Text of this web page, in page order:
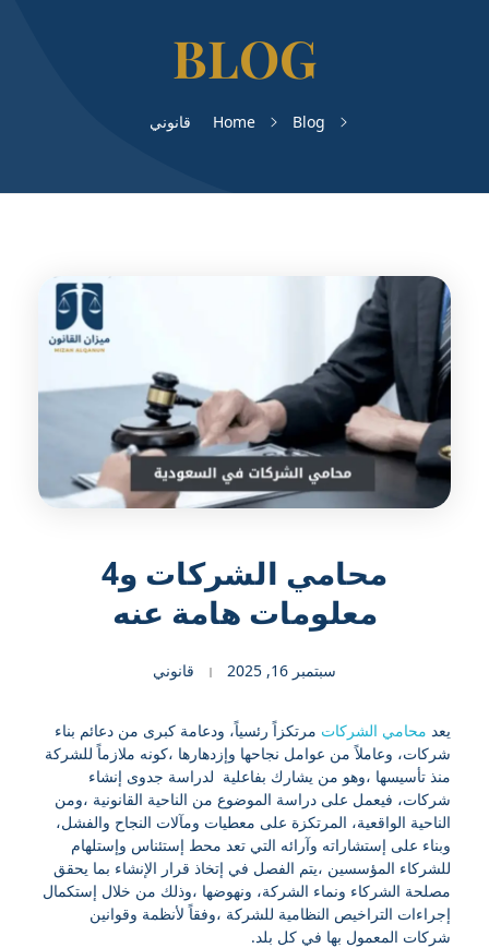
Home Blog قانوني
محامي الشركات و4
معلومات هامة عنه
سبتمبر 16, 2025 قانوني
يعد محامي الشركات مرتكزاً رئسياً، ودعامة كبرى من دعائم بناء
شركات، وعاملاً من عوامل نجاحها وإزدهارها ،كونه ملازماً للشركة
منذ تأسيسها ،وهو من يشارك بفاعلية لدراسة جدوى إنشاء
شركات، فيعمل على دراسة الموضوع من الناحية القانونية ،ومن
الناحية الواقعية، المرتكزة على معطيات ومآلات النجاح والفشل،
وبناء على إستشاراته وآرائه التي تعد محط إستئناس وإستلهام
للشركاء المؤسسين ،يتم الفصل في إتخاذ قرار الإنشاء بما يحقق
مصلحة الشركاء ونماء الشركة، ونهوضها ،وذلك من خلال إستكمال
إجراءات التراخيص النظامية للشركة ،وفقاً لأنظمة وقوانين
شركات المعمول بها في كل بلد.